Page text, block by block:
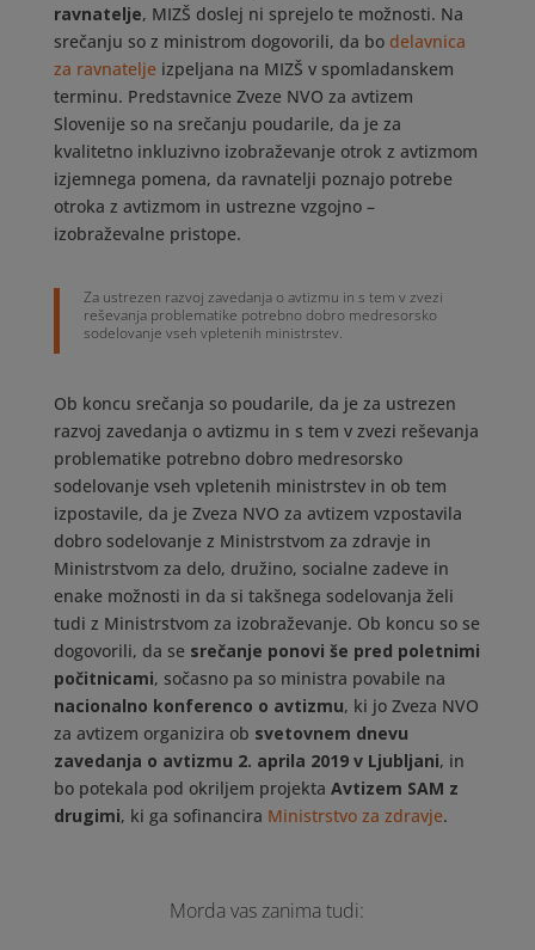
ravnatelje, MIZŠ doslej ni sprejelo te možnosti. Na
srečanju so z ministrom dogovorili, da bo delavnica
za ravnateljeizpeljana na MIZŠ v spomladanskem
terminu. Predstavnice Zveze NVO za avtizem
Slovenije so na srečanju poudarile, da je za
kvalitetno inkluzivno izobraževanje otrok z avtizmom
izjemnega pomena, da ravnatelji poznajo potrebe
otroka z avtizmom in ustrezne vzgojno –
izobraževalne pristope.
Za ustrezen razvoj zavedanja o avtizmu in s tem v zvezi
reševanja problematike potrebno dobro medresorsko
sodelovanje vseh vpletenih ministrstev.
Ob koncu srečanja so poudarile, da je za ustrezen
razvoj zavedanja o avtizmu in s tem v zvezi reševanja
problematike potrebno dobro medresorsko
sodelovanje vseh vpletenih ministrstev in ob tem
izpostavile, da je Zveza NVO za avtizem vzpostavila
dobro sodelovanje z Ministrstvom za zdravje in
Ministrstvom za delo, družino, socialne zadeve in
enake možnosti in da si takšnega sodelovanja želi
tudi z Ministrstvom za izobraževanje. Ob koncu so se
dogovorili, da se srečanje ponovi še pred poletnimi
počitnicami, sočasno pa so ministra povabile na
nacionalno konferenco o avtizmu, ki jo Zveza NVO
za avtizem organizira ob svetovnem dnevu
zavedanja o avtizmu 2. aprila 2019 v Ljubljani, in
bo potekala pod okriljem projekta Avtizem SAM z
drugimi, ki ga sofinancira Ministrstvo za zdravje.
Morda vas zanima tudi: